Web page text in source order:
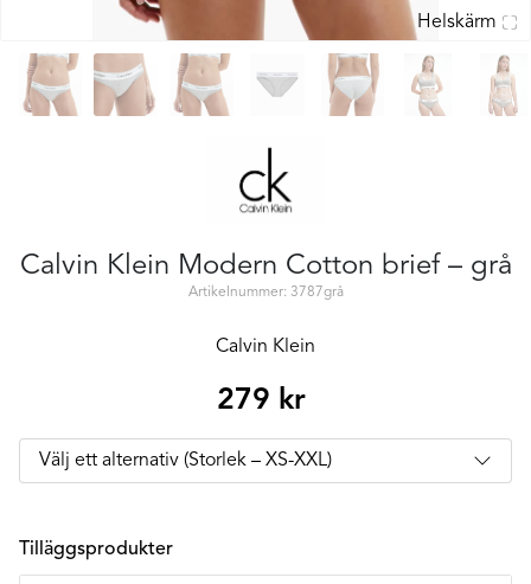
Helskärm
Calvin Klein Modern Cotton brief – grå
Artikelnummer: 3787grå
Calvin Klein
279 kr
Tilläggsprodukter